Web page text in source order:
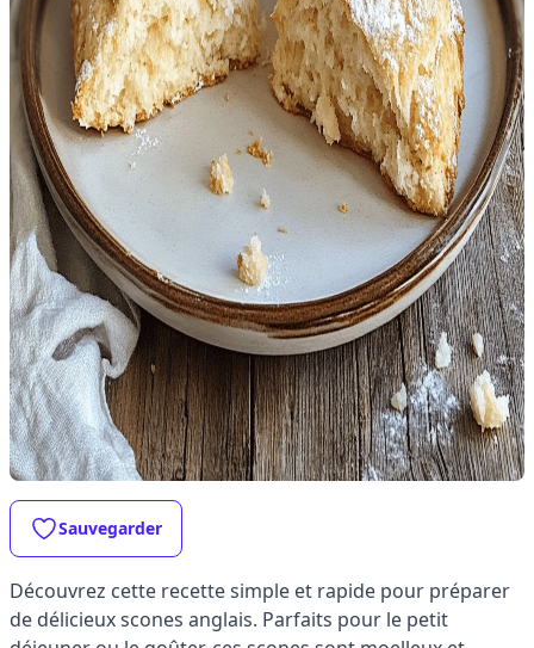
Sauvegarder
Découvrez cette recette simple et rapide pour préparer
de délicieux scones anglais. Parfaits pour le petit